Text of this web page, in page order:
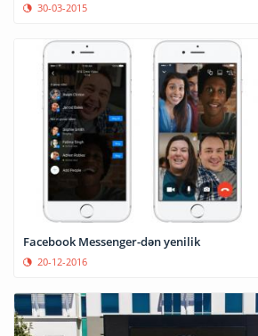
30-03-2015
Facebook Messenger-dən yenilik
20-12-2016